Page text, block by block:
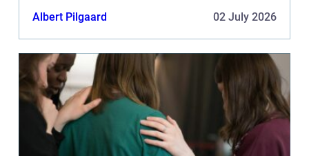
Albert Pilgaard 02 July 2026